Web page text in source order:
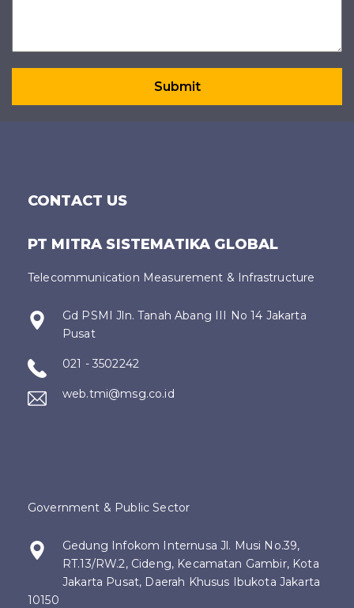
CONTACT US
PT MITRA SISTEMATIKA GLOBAL
Telecommunication Measurement & Infrastructure
Gd PSMI Jln. Tanah Abang III No 14 Jakarta
Pusat
021 - 3502242
web.tmi@msg.co.id
Government & Public Sector
Gedung Infokom Internusa Jl. Musi No.39,
RT.13/RW.2, Cideng, Kecamatan Gambir, Kota
Jakarta Pusat, Daerah Khusus Ibukota Jakarta
10150